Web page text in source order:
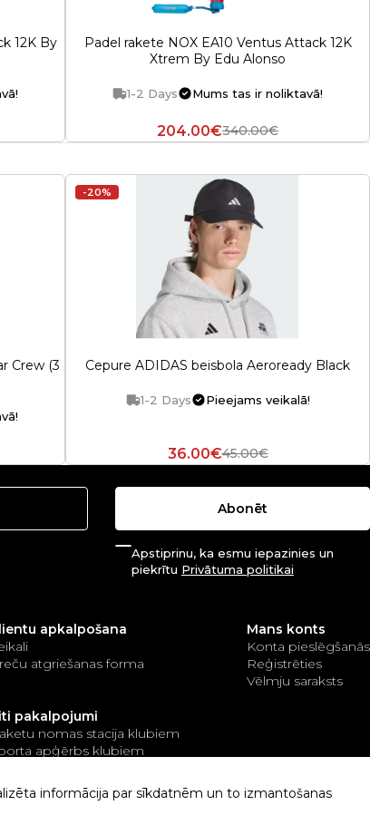
12K By
Padel rakete NOX EA10 Ventus Attack 12K
Xtrem By Edu Alonso
1-2 Days Mums tas ir noliktavā!
204.00€340.00€
Crew (3
-20%
Cepure ADIDAS beisbola Aeroready Black
1-2 Days Pieejams veikalā!
36.00€45.00€
Apstiprinu, ka esmu iepazinies un
piekrītu Privātuma politikai
Abonēt
apkalpošana
atgriešanas forma
pakalpojumi
nomas stacija klubiem
apģērbs klubiem
Mans konts
Konta pieslēgšanās
Reģistrēties
Vēlmju saraksts
informācija par sīkdatnēm un to izmantošanas